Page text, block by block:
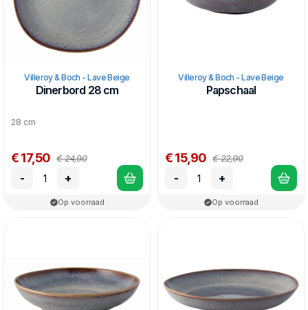
Villeroy & Boch - Lave Beige
Dinerbord 28 cm
28 cm
€ 17,50 € 24,90
- +
Op voorraad
Villeroy & Boch - Lave Beige
Papschaal
€ 15,90 € 22,90
- +
Op voorraad